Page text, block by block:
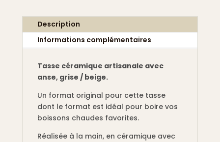
Description
Informations complémentaires
Tasse céramique artisanale avec
anse, grise / beige.
Un format original pour cette tasse
dont le format est idéal pour boire vos
boissons chaudes favorites.
Réalisée à la main, en céramique avec